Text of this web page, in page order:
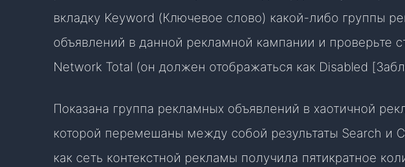
вкладку Keyword (Ключевое слово) какой-либо группы
объявлений в данной рекламной кампании и проверьте
Network Total (он должен отображаться как Disabled
Показана группа рекламных объявлений в хаотичной
которой перемешаны между собой результаты Search и
как сеть контекстной рекламы получила пятикратное